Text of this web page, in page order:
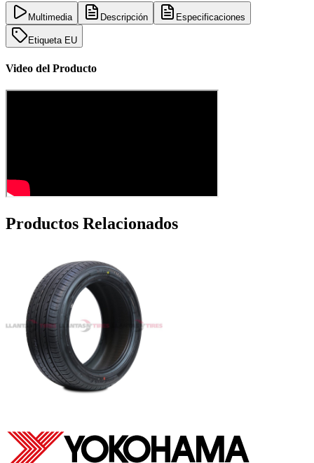
Multimedia Descripción Especificaciones
Etiqueta EU
Video del Producto
Productos Relacionados